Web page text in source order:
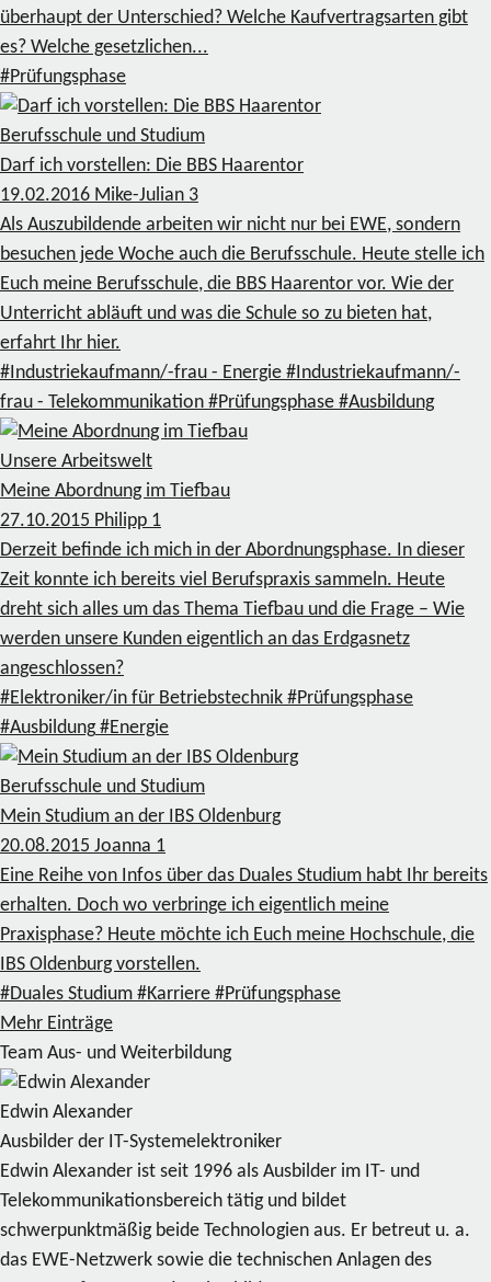
überhaupt der Unterschied? Welche Kaufvertragsarten gibt
es? Welche gesetzlichen...
#Prüfungsphase
Berufsschule und Studium
Darf ich vorstellen: Die BBS Haarentor
19.02.2016 Mike-Julian 3
Als Auszubildende arbeiten wir nicht nur bei EWE, sondern
besuchen jede Woche auch die Berufsschule. Heute stelle ich
Euch meine Berufsschule, die BBS Haarentor vor. Wie der
Unterricht abläuft und was die Schule so zu bieten hat,
erfahrt Ihr hier.
#Industriekaufmann/-frau - Energie #Industriekaufmann/-
frau - Telekommunikation #Prüfungsphase #Ausbildung
Unsere Arbeitswelt
Meine Abordnung im Tiefbau
27.10.2015 Philipp 1
Derzeit befinde ich mich in der Abordnungsphase. In dieser
Zeit konnte ich bereits viel Berufspraxis sammeln. Heute
dreht sich alles um das Thema Tiefbau und die Frage – Wie
werden unsere Kunden eigentlich an das Erdgasnetz
angeschlossen?
#Elektroniker/in für Betriebstechnik #Prüfungsphase
#Ausbildung #Energie
Berufsschule und Studium
Mein Studium an der IBS Oldenburg
20.08.2015 Joanna 1
Eine Reihe von Infos über das Duales Studium habt Ihr bereits
erhalten. Doch wo verbringe ich eigentlich meine
Praxisphase? Heute möchte ich Euch meine Hochschule, die
IBS Oldenburg vorstellen.
#Duales Studium #Karriere #Prüfungsphase
Mehr Einträge
Team Aus- und Weiterbildung
Edwin Alexander
Ausbilder der IT-Systemelektroniker
Edwin Alexander ist seit 1996 als Ausbilder im IT- und
Telekommunikationsbereich tätig und bildet
schwerpunktmäßig beide Technologien aus. Er betreut u. a.
das EWE-Netzwerk sowie die technischen Anlagen des